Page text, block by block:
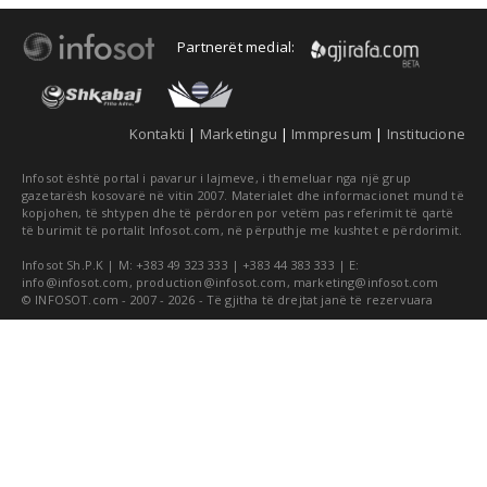
Partnerët medial:
Kontakti | Marketingu | Immpresum | Institucione
Infosot është portal i pavarur i lajmeve, i themeluar nga një grup
gazetarësh kosovarë në vitin 2007. Materialet dhe informacionet mund të
kopjohen, të shtypen dhe të përdoren por vetëm pas referimit të qartë
të burimit të portalit Infosot.com, në përputhje me kushtet e përdorimit.
Infosot Sh.P.K | M: +383 49 323 333 | +383 44 383 333 | E:
info@infosot.com , production@infosot.com , marketing@infosot.com
© INFOSOT.com - 2007 - 2026 - Të gjitha të drejtat janë të rezervuara